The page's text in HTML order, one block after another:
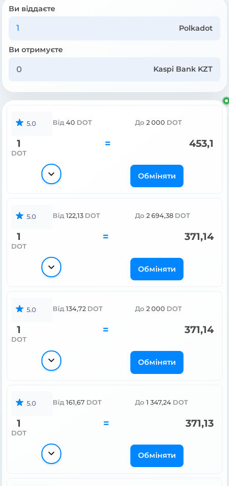
Ви віддаєте
Polkadot
Ви отримуєте
Kaspi Bank KZT
5.0 Від 40 DOT До 2 000 DOT
1
DOT
= 453,1
Обміняти
5.0 Від 122,13 DOT До 2 694,38 DOT
1
DOT
= 371,14
Обміняти
5.0 Від 134,72 DOT До 2 000 DOT
1
DOT
= 371,14
Обміняти
5.0 Від 161,67 DOT До 1 347,24 DOT
1
DOT
= 371,13
Обміняти